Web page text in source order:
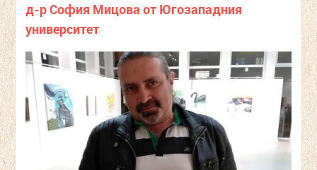
д-р София Мицова от Югозападния
университет